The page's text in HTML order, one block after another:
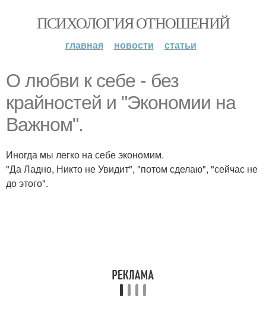
ПСИХОЛОГИЯ ОТНОШЕНИЙ
главная новости статьи
О любви к себе - без
крайностей и "Экономии на
Важном".
Иногда мы легко на себе экономим.
"Да Ладно, Никто не Увидит", "потом сделаю", "сейчас не
до этого".